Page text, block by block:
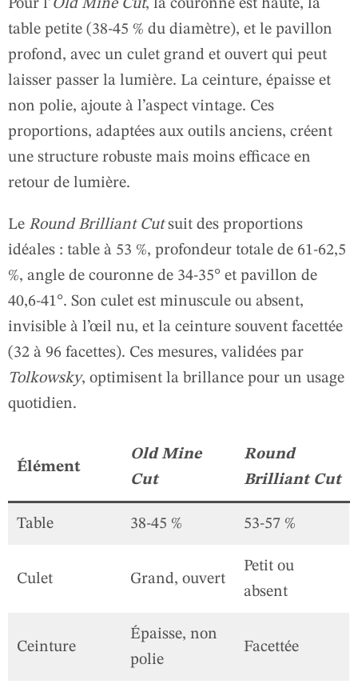
Pour l’Old Mine Cut, la couronne est haute, la
table petite (38-45 % du diamètre), et le pavillon
profond, avec un culet grand et ouvert qui peut
laisser passer la lumière. La ceinture, épaisse et
non polie, ajoute à l’aspect vintage. Ces
proportions, adaptées aux outils anciens, créent
une structure robuste mais moins efficace en
retour de lumière.
Le Round Brilliant Cutsuit des proportions
idéales : table à 53 %, profondeur totale de 61-62,5
%, angle de couronne de 34-35° et pavillon de
40,6-41°. Son culet est minuscule ou absent,
invisible à l’œil nu, et la ceinture souvent facettée
(32 à 96 facettes). Ces mesures, validées par
Tolkowsky, optimisent la brillance pour un usage
quotidien.
Élément
Old Mine
Cut
Round
Brilliant Cut
Table 38-45 % 53-57 %
Culet Grand, ouvert
Petit ou
absent
Ceinture
Épaisse, non
polie
Facettée